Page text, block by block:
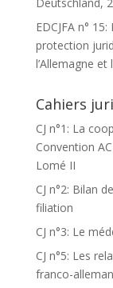
EDCJFA n°
protection
l’Allemagne et
Cahiers
CJ n°1: La
Convention
Lomé II
CJ n°2: Bilan
filiation
CJ n°3: Le
CJ n°5: Les
franco-